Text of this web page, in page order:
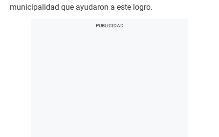
municipalidad que ayudaron a este logro.